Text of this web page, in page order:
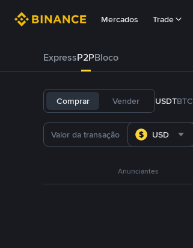
Mercados Trade
ExpressP2PBloco
Comprar Vender USDTBTC
USD
Anunciantes